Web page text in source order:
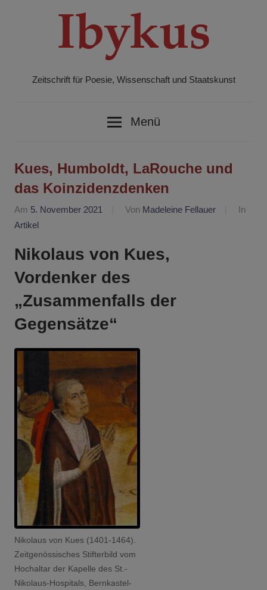
Zeitschrift für Poesie, Wissenschaft und Staatskunst
Menü
Kues, Humboldt, LaRouche und
das Koinzidenzdenken
Am 5. November 2021 Von Madeleine Fellauer
In
Artikel
Nikolaus von Kues,
Vordenker des
„Zusammenfalls der
Gegensätze“
Nikolaus von Kues (1401-1464).
Zeitgenössisches Stifterbild vom
Hochaltar der Kapelle des St.-
Nikolaus-Hospitals, Bernkastel-